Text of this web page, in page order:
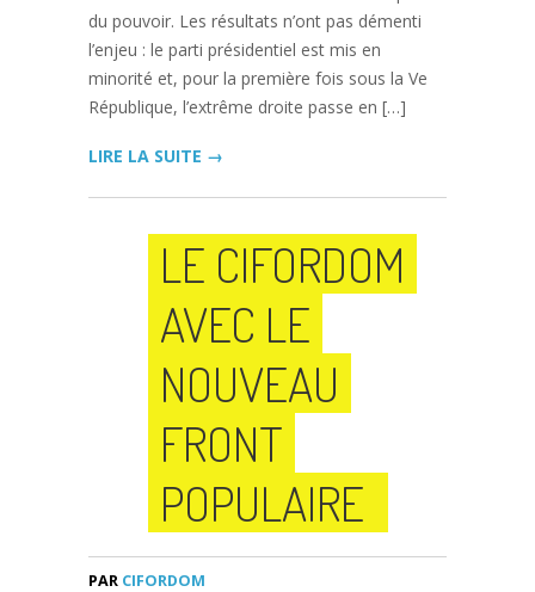
du pouvoir. Les résultats n’ont pas démenti
l’enjeu : le parti présidentiel est mis en
minorité et, pour la première fois sous la Ve
République, l’extrême droite passe en […]
LIRE LA SUITE →
LE CIFORDOM
AVEC LE
NOUVEAU
FRONT
POPULAIRE
PAR CIFORDOM